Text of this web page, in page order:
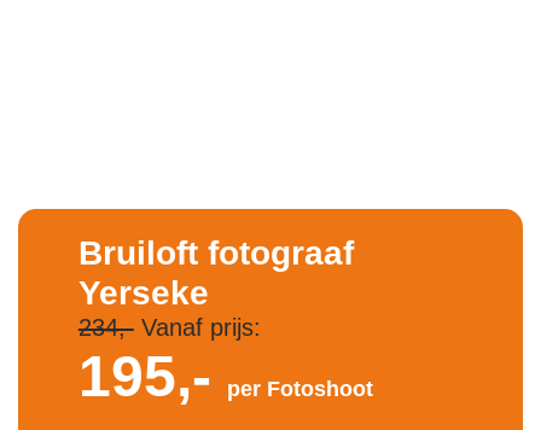
Bruiloft fotograaf
Yerseke
234,-Vanaf prijs:
195,- per Fotoshoot